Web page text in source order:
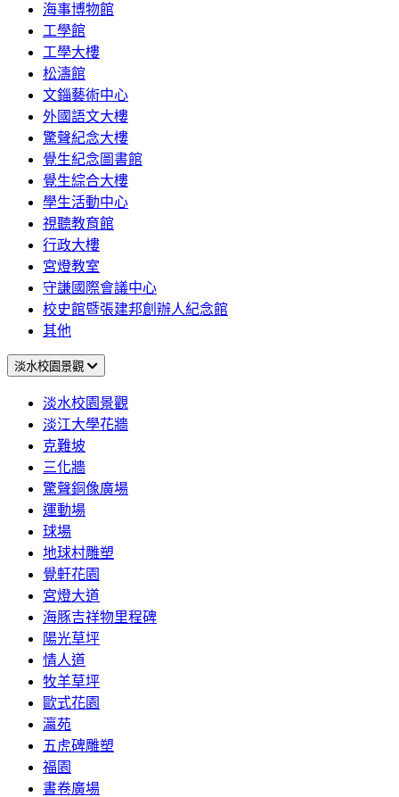
海事博物館
工學館
工學大樓
松濤館
文錙藝術中心
外國語文大樓
驚聲紀念大樓
覺生紀念圖書館
覺生綜合大樓
學生活動中心
視聽教育館
行政大樓
宮燈教室
守謙國際會議中心
校史館暨張建邦創辦人紀念館
其他
淡水校園景觀
淡水校園景觀
淡江大學花牆
克難坡
三化牆
驚聲銅像廣場
運動場
球場
地球村雕塑
覺軒花園
宮燈大道
海豚吉祥物里程碑
陽光草坪
情人道
牧羊草坪
歐式花園
瀛苑
五虎碑雕塑
福園
書卷廣場